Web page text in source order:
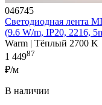
046745
Светодиодная лента
(9.6 W/m, IP20, 2216,
Warm | Тёплый 2700 K
1 44987
₽/м
В наличии